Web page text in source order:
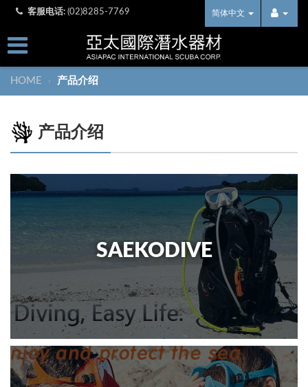
客服电话: (02)8285-7769 简体中文
HOME › 产品介绍
产品介绍
SAEKODIVE